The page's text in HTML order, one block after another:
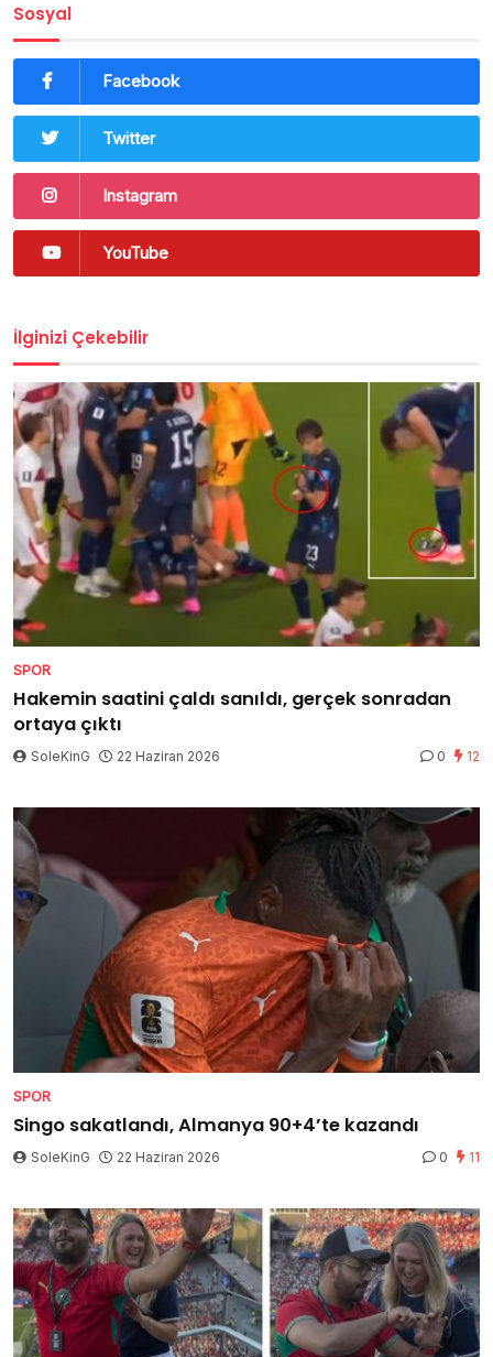
Sosyal
Facebook
Twitter
Instagram
YouTube
İlginizi Çekebilir
SPOR
Hakemin saatini çaldı sanıldı, gerçek sonradan
ortaya çıktı
SoleKinG 22 Haziran 2026 0 12
SPOR
Singo sakatlandı, Almanya 90+4’te kazandı
SoleKinG 22 Haziran 2026 0 11